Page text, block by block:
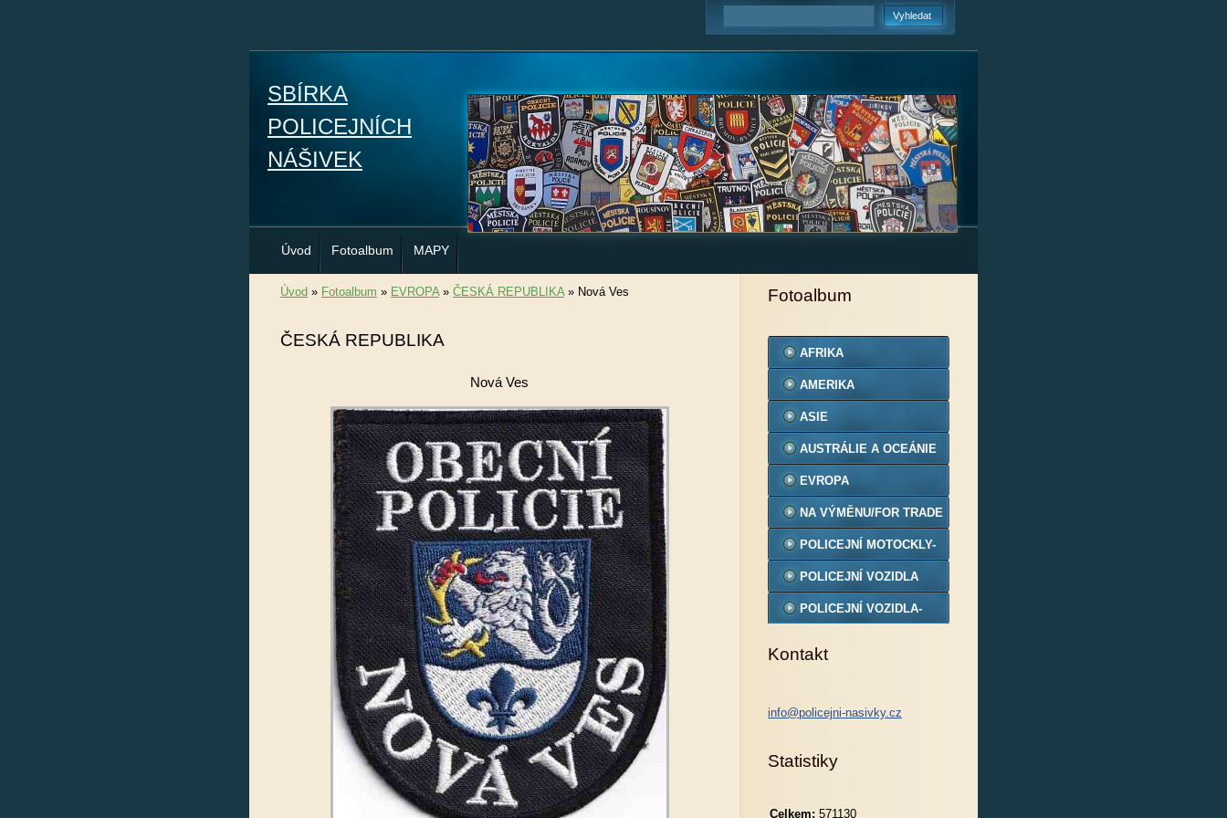
SBÍRKA
POLICEJNÍCH
NÁŠIVEK
Úvod Fotoalbum MAPY
Úvod » Fotoalbum » EVROPA» ČESKÁ REPUBLIKA» Nová Ves
ČESKÁ REPUBLIKA
Nová Ves
Fotoalbum
AFRIKA
AMERIKA
ASIE
AUSTRÁLIE A OCEÁNIE
EVROPA
NA VÝMĚNU/FOR TRADE
POLICEJNÍ MOTOCKLY-
MODELY
POLICEJNÍ VOZIDLA
POLICEJNÍ VOZIDLA-
Kontakt
info@policejni-nasivky.cz
Statistiky
Celkem: 571130